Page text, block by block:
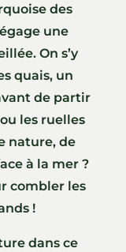
des
une
On s’y
quais, un
de partir
les ruelles
nature, de
à la mer ?
combler les
!
dans ce